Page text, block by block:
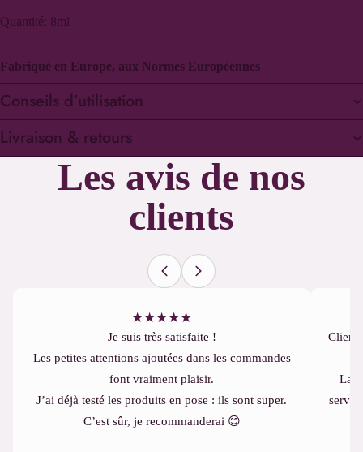
Quantité: 8ml
Fabriqué en Europe, aux Normes Européennes
Conseils d’utilisation
Livraison & retours
Les avis de nos
clients
★★★★★
Je suis très satisfaite !
Les petites attentions ajoutées dans les commandes
font vraiment plaisir.
J’ai déjà testé les produits en pose : ils sont super.
C’est sûr, je recommanderai 😊
La